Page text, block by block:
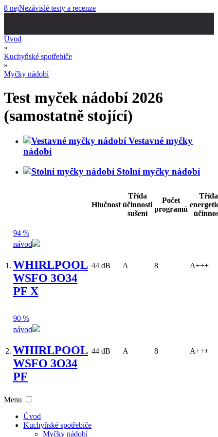
8 nejNezávislé testy a recenze
Úvod
»
Kuchyňské spotřebiče
»
Myčky nádobí
Test myček nádobí 2026
(samostatně stojící)
Vestavné myčky
nádobí
Stolní myčky nádobí
Hlučnost
Třída
účinnosti
sušení
Počet
programů
Třída
1.
94 %
návod
WHIRLPOOL
WSFO 3O34
PF X
44 dB A 8 A+++
2.
90 %
návod
WHIRLPOOL
WSFO 3O34
PF
44 dB A 8 A+++
Menu
Úvod
Kuchyňské spotřebiče
Myčky nádobí